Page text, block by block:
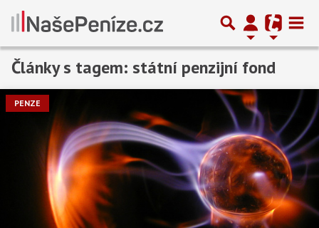
Články s tagem: státní penzijní fond
PENZE